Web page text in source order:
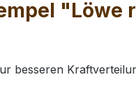
"Löwe
besseren